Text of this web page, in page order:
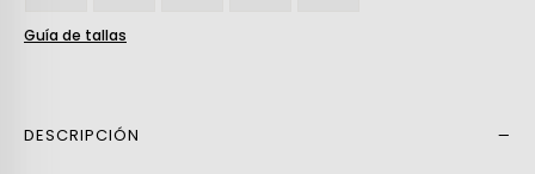
Guía de tallas
DESCRIPCIÓN